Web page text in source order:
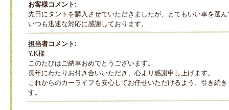
お客様コメント:
先日にタントを購入させていただきましたが、とてもいい車を選
いつも迅速な対応に感謝しております。
担当者コメント:
Y.K様
このたびはご納車おめでとうございます。
長年にわたりお付き合いいただき、心より感謝申し上げます。
これからのカーライフも安心してお任せいただけるよう、引き続
す。